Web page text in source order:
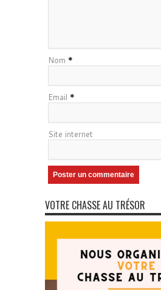
Nom *
Email *
Site internet
VOTRE CHASSE AU TRÉSOR